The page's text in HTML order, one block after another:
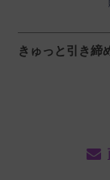
きゅっと引き締